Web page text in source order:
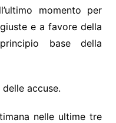
momento per
e a favore della
base della
accuse.
nelle ultime tre